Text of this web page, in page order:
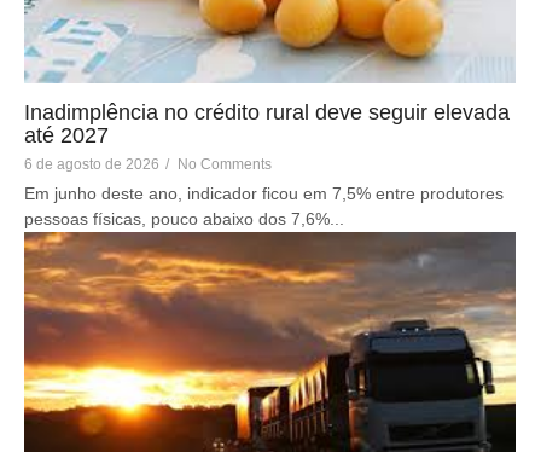
Inadimplência no crédito rural deve seguir elevada
até 2027
6 de agosto de 2026 / No Comments
Em junho deste ano, indicador ficou em 7,5% entre produtores
pessoas físicas, pouco abaixo dos 7,6%...